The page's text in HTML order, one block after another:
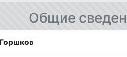
Общие